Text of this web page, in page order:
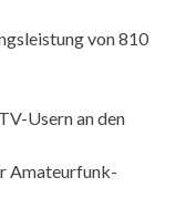
von 810
Usern an den
Amateurfunk-